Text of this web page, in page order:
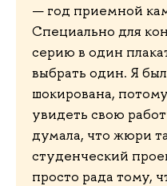
— год приемной
Специально для
серию в один
выбрать один. Я
шокирована,
увидеть свою
думала, что жюри
студенческий
просто рада тому,